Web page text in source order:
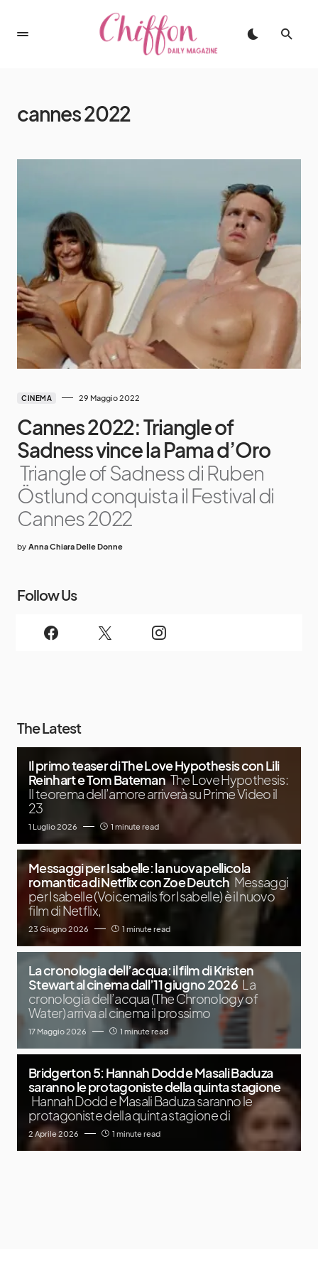
cannes 2022
CINEMA 29 Maggio 2022
Cannes 2022: Triangle of
Sadness vince la Pama d’Oro
Triangle of Sadness di Ruben
Östlund conquista il Festival di
Cannes 2022
by Anna Chiara Delle Donne
Follow Us
The Latest
Il primo teaser di The Love Hypothesis con Lili
Reinhart e Tom Bateman The Love Hypothesis:
Il teorema dell’amore arriverà su Prime Video il
23
1 Luglio 2026 1 minute read
Messaggi per Isabelle: la nuova pellicola
romantica di Netflix con Zoe Deutch Messaggi
per Isabelle (Voicemails for Isabelle) è il nuovo
film di Netflix,
23 Giugno 2026 1 minute read
La cronologia dell’acqua: il film di Kristen
Stewart al cinema dall’11 giugno 2026 La
cronologia dell’acqua (The Chronology of
Water) arriva al cinema il prossimo
17 Maggio 2026 1 minute read
Bridgerton 5: Hannah Dodd e Masali Baduza
saranno le protagoniste della quinta stagione
Hannah Dodd e Masali Baduza saranno le
protagoniste della quinta stagione di
2 Aprile 2026 1 minute read